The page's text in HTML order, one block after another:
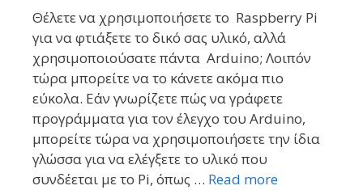
Θέλετε να χρησιμοποιήσετε το Raspberry Pi
για να φτιάξετε το δικό σας υλικό, αλλά
χρησιμοποιούσατε πάντα Arduino; Λοιπόν
τώρα μπορείτε να το κάνετε ακόμα πιο
εύκολα. Εάν γνωρίζετε πώς να γράφετε
προγράμματα για τον έλεγχο του Arduino,
μπορείτε τώρα να χρησιμοποιήσετε την ίδια
γλώσσα για να ελέγξετε το υλικό που
συνδέεται με το Pi, όπως … Read more